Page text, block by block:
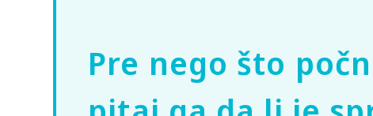
Pre nego što
pitaj ga da li je